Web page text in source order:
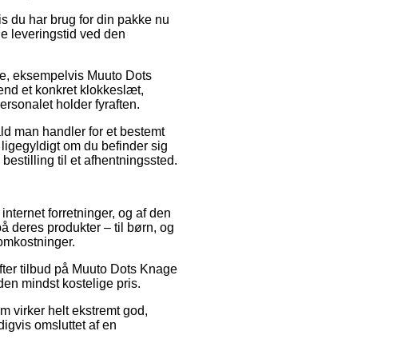
du har brug for din pakke nu
leveringstid ved den
eksempelvis Muuto Dots
et konkret klokkeslæt,
holder fyraften.
man handler for et bestemt
om du befinder sig
til et afhentningssted.
forretninger, og af den
deres produkter – til børn, og
tilbud på Muuto Dots Knage
mindst kostelige pris.
virker helt ekstremt god,
omsluttet af en